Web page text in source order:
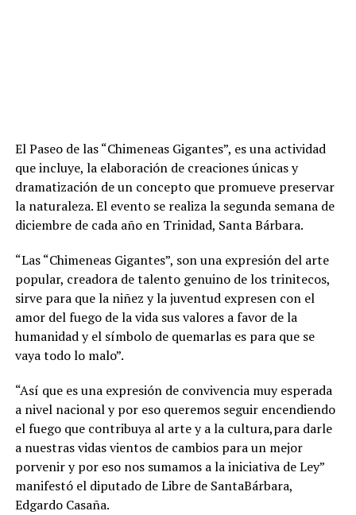
El Paseo de las “Chimeneas Gigantes”, es una actividad
que incluye, la elaboración de creaciones únicas y
dramatización de un concepto que promueve preservar
la naturaleza. El evento se realiza la segunda semana de
diciembre de cada año en Trinidad, Santa Bárbara.
“Las “Chimeneas Gigantes”, son una expresión del arte
popular, creadora de talento genuino de los trinitecos,
sirve para que la niñez y la juventud expresen con el
amor del fuego de la vida sus valores a favor de la
humanidad y el símbolo de quemarlas es para que se
vaya todo lo malo”.
“Así que es una expresión de convivencia muy esperada
a nivel nacional y por eso queremos seguir encendiendo
el fuego que contribuya al arte y a la cultura,para darle
a nuestras vidas vientos de cambios para un mejor
porvenir y por eso nos sumamos a la iniciativa de Ley”
manifestó el diputado de Libre de SantaBárbara,
Edgardo Casaña.